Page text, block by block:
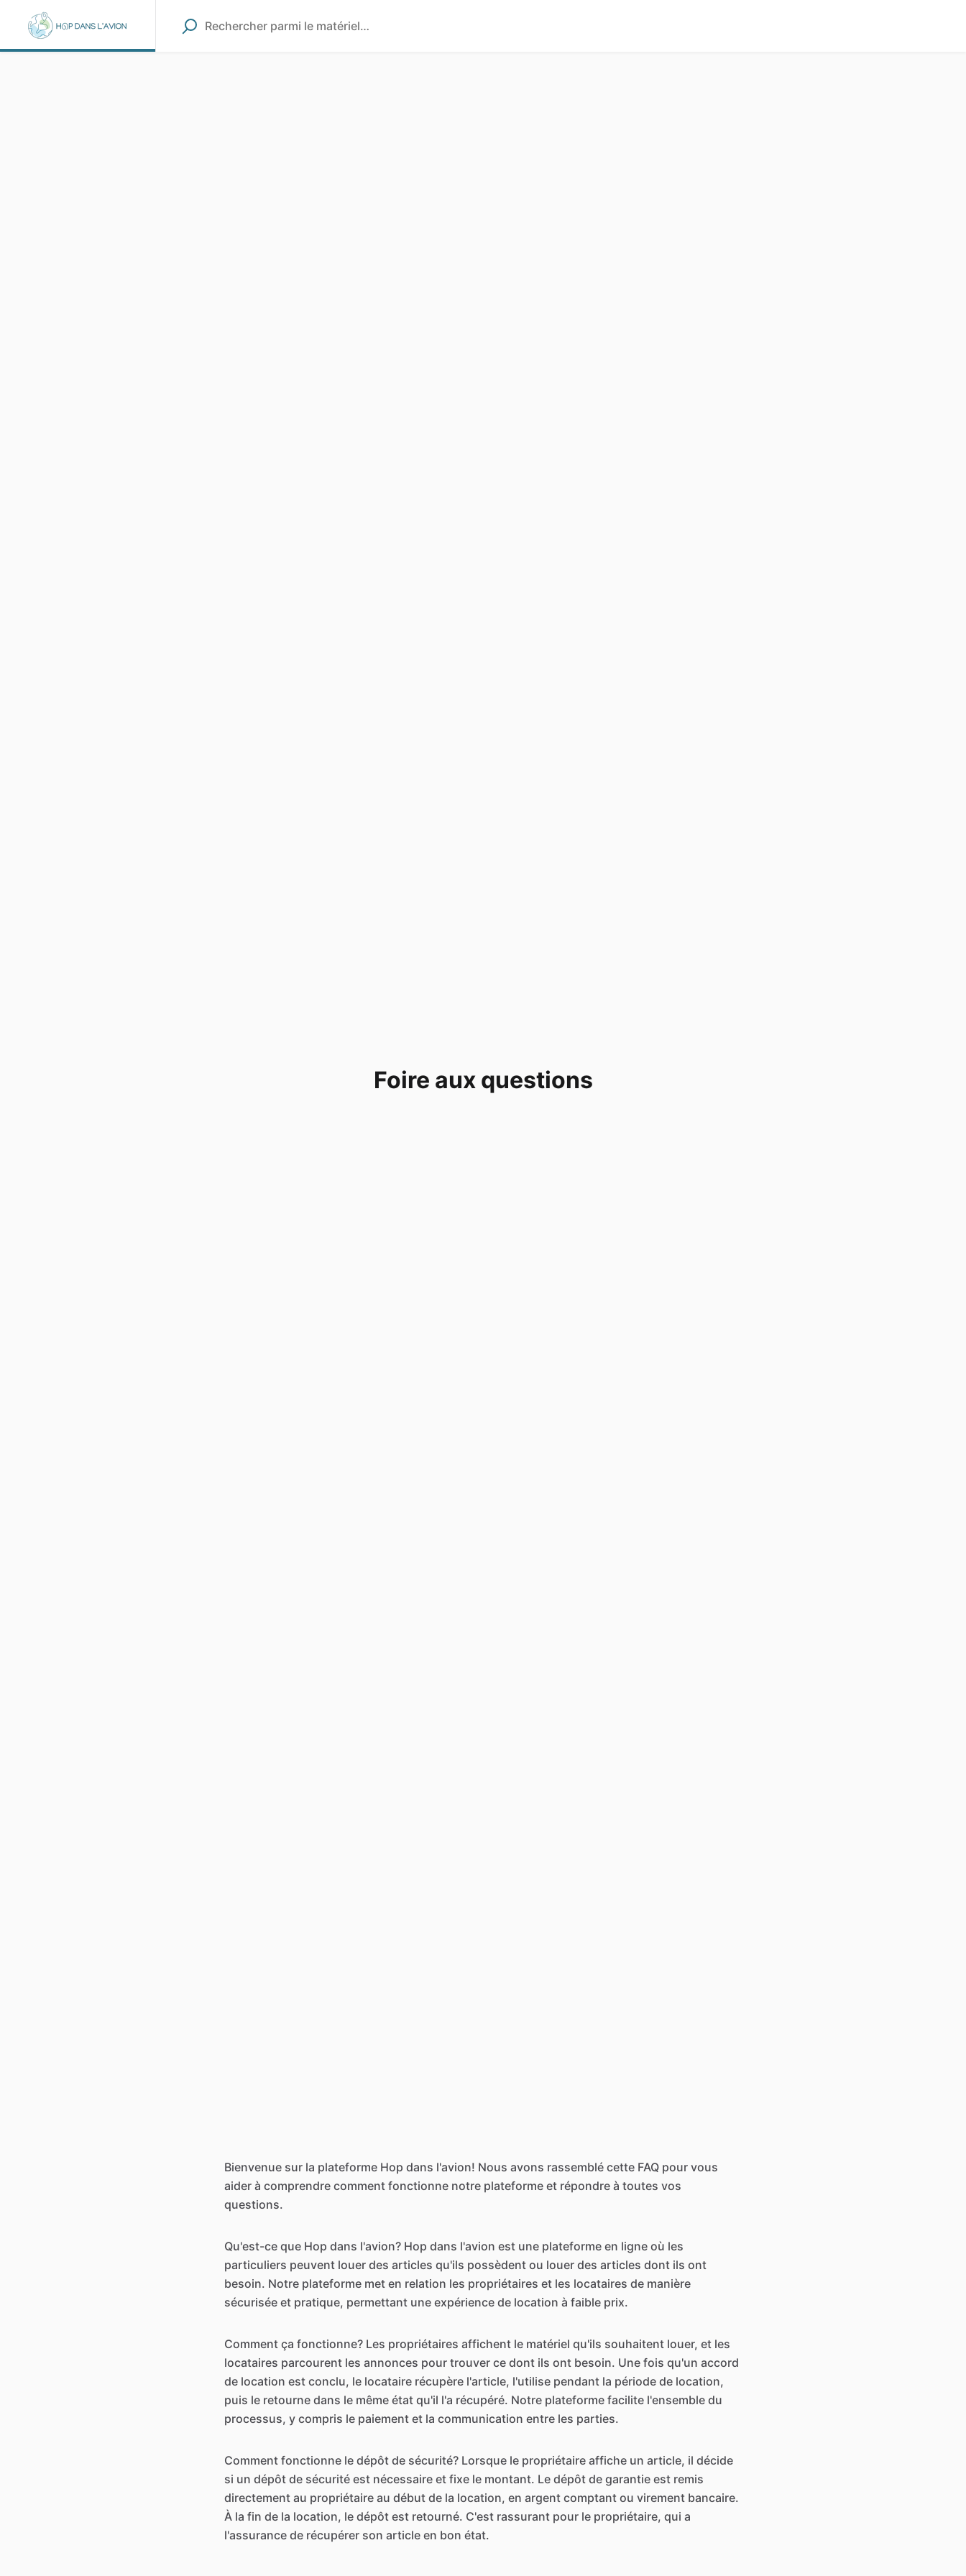
Foire aux questions
Bienvenue sur la plateforme Hop dans l'avion! Nous avons rassemblé cette FAQ pour vous
aider à comprendre comment fonctionne notre plateforme et répondre à toutes vos
questions.
Qu'est-ce que Hop dans l'avion? Hop dans l'avion est une plateforme en ligne où les
particuliers peuvent louer des articles qu'ils possèdent ou louer des articles dont ils ont
besoin. Notre plateforme met en relation les propriétaires et les locataires de manière
sécurisée et pratique, permettant une expérience de location à faible prix.
Comment ça fonctionne? Les propriétaires affichent le matériel qu'ils souhaitent louer, et les
locataires parcourent les annonces pour trouver ce dont ils ont besoin. Une fois qu'un accord
de location est conclu, le locataire récupère l'article, l'utilise pendant la période de location,
puis le retourne dans le même état qu'il l'a récupéré. Notre plateforme facilite l'ensemble du
processus, y compris le paiement et la communication entre les parties.
Comment fonctionne le dépôt de sécurité? Lorsque le propriétaire affiche un article, il décide
si un dépôt de sécurité est nécessaire et fixe le montant. Le dépôt de garantie est remis
directement au propriétaire au début de la location, en argent comptant ou virement bancaire.
À la fin de la location, le dépôt est retourné. C'est rassurant pour le propriétaire, qui a
l'assurance de récupérer son article en bon état.